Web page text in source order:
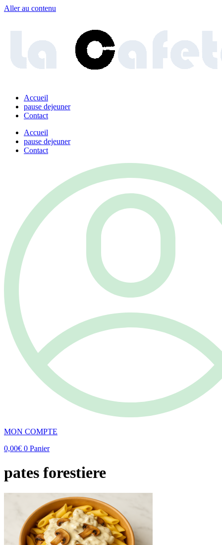
Aller au contenu
Accueil
pause dejeuner
Contact
Accueil
pause dejeuner
Contact
MON COMPTE
0,00€ 0 Panier
pates forestiere